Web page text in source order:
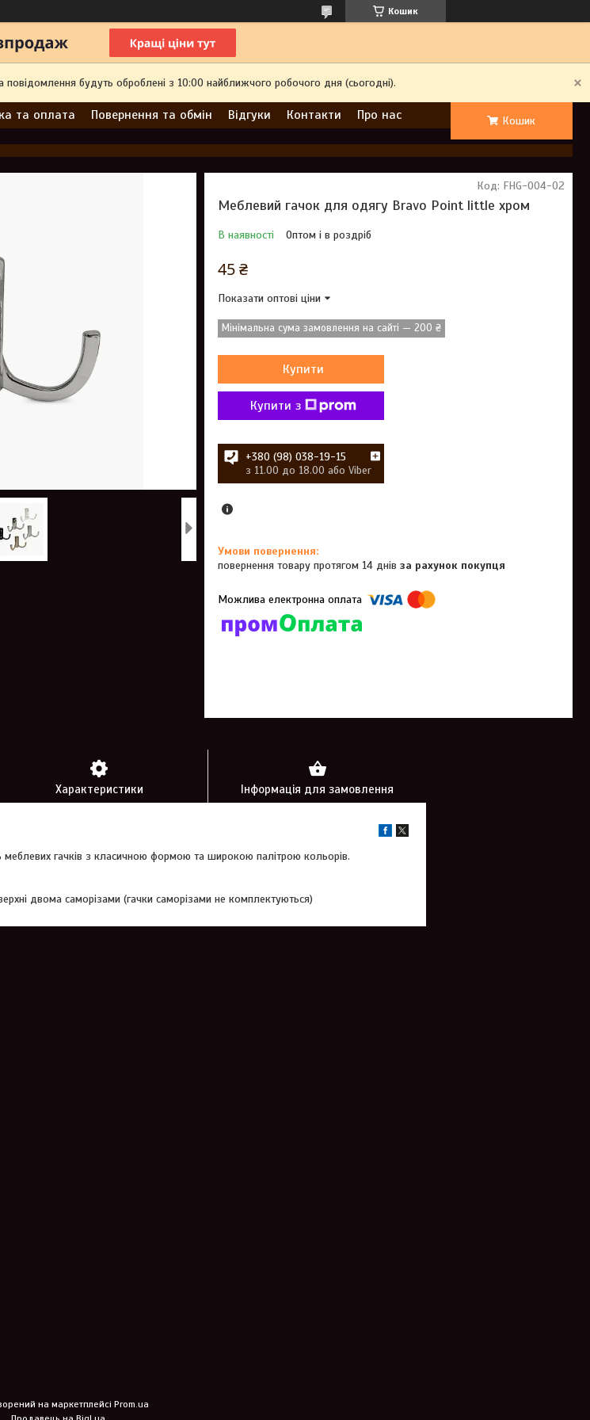
Кошик
повідомлення будуть оброблені з 10:00 найближчого робочого дня (сьогодні).
та оплата Повернення та обмін Відгуки Контакти Про нас Кошик
Меблевий гачок для одягу Bravo Point little хром
В наявності Оптом і в роздріб
Код: FHG-004-02
45 ₴
Показати оптові ціни
Мінімальна сума замовлення на сайті — 200 ₴
Купити
Купити з
+380 (98) 038-19-15
з 11.00 до 18.00 або Viber
повернення товару протягом 14 днівза рахунок покупця
Характеристики Інформація для замовлення
гачків з класичною формою та широкою палітрою кольорів.
двома саморізами (гачки саморізами не комплектуються)
на маркетплейсі Prom.ua